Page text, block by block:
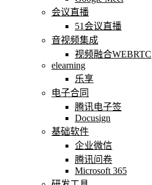
会议直播
51会议直播
音视频集成
视频融合WEBRTC
elearning
乐享
电子合同
腾讯电子签
Docusign
基础软件
企业微信
腾讯问卷
Microsoft 365